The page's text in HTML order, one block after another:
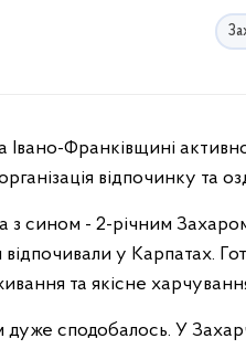
відпочинку та
з сином - 2-річним
відпочивали у Карпатах.
та якісне
сподобалось. У